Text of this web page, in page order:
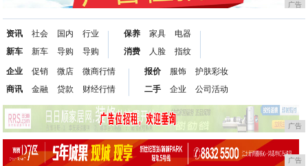
广告
资讯
新车
社会
新车
国内
导购
行业
导购
保养
消费
家具
人脸
电器
指纹
企业
商讯
促销
金融
微店
贷款
微商行情
财经行情
报价
二手
服饰
企业
护肤彩妆
公司活动
广告
广告